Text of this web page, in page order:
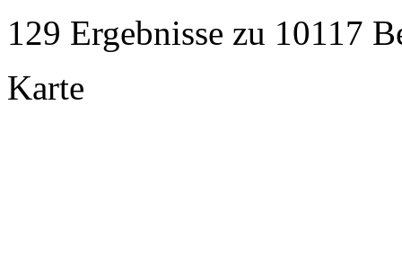
129 Ergebnisse zu 10117
Karte